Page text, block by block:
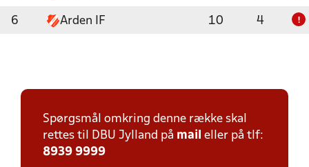
6 Arden IF 10 4 !
Spørgsmål omkring denne række skal
rettes til DBU Jylland på mail eller på tlf:
8939 9999